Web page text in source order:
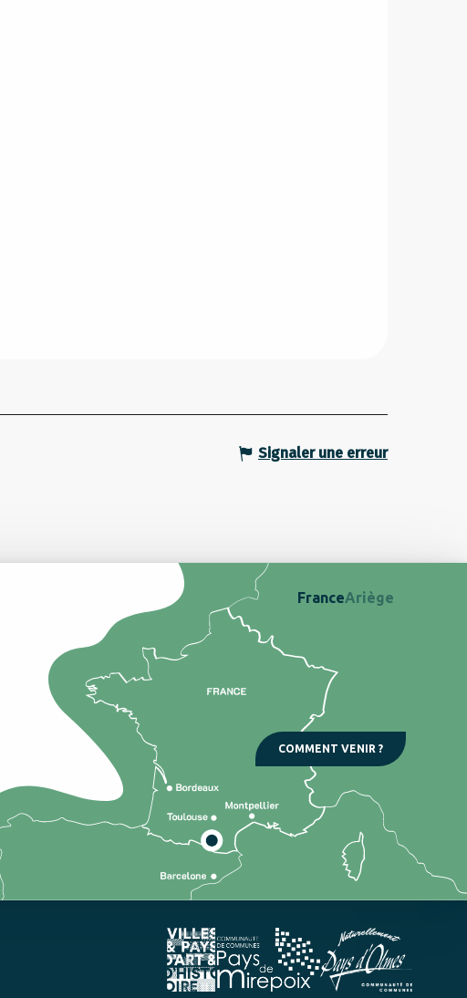
Signaler une erreur
COMMENT VENIR ?
FranceAriège